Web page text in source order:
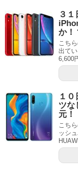
３
か！
こち
出て
6,600
１
ツな
元！
こち
ッシ